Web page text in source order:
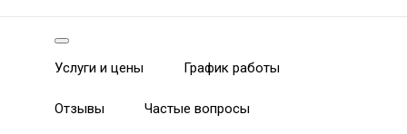
Услуги и цены График работы
Отзывы Частые вопросы